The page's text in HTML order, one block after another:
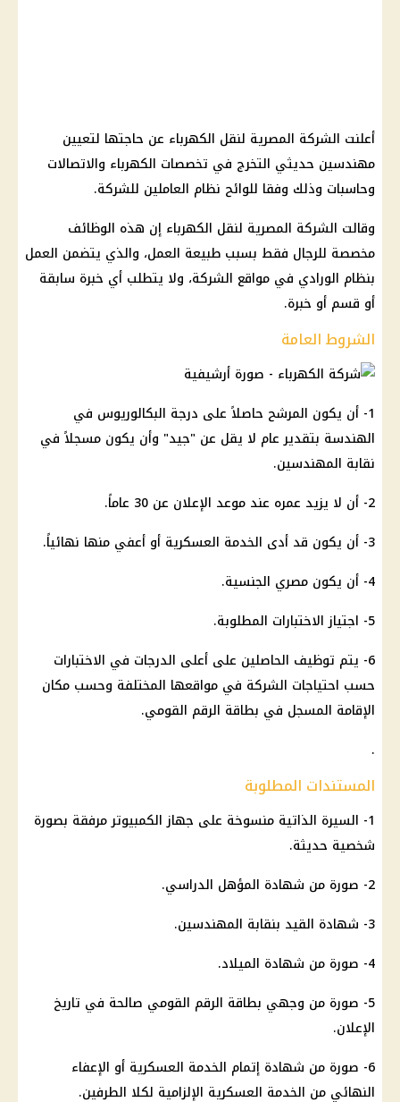
أعلنت الشركة المصرية لنقل الكهرباء عن حاجتها لتعيين
مهندسين حديثي التخرج في تخصصات الكهرباء والاتصالات
وحاسبات وذلك وفقا للوائح نظام العاملين للشركة.
وقالت الشركة المصرية لنقل الكهرباء إن هذه الوظائف
مخصصة للرجال فقط بسبب طبيعة العمل، والذي يتضمن العمل
بنظام الورادي في مواقع الشركة، ولا يتطلب أي خبرة سابقة
أو قسم أو خبرة.
الشروط العامة
1- أن يكون المرشح حاصلاً على درجة البكالوريوس في
الهندسة بتقدير عام لا يقل عن "جيد" وأن يكون مسجلاً في
نقابة المهندسين.
2- أن لا يزيد عمره عند موعد الإعلان عن 30 عاماً.
3- أن يكون قد أدى الخدمة العسكرية أو أعفي منها نهائياً.
4- أن يكون مصري الجنسية.
5- اجتياز الاختبارات المطلوبة.
6- يتم توظيف الحاصلين على أعلى الدرجات في الاختبارات
حسب احتياجات الشركة في مواقعها المختلفة وحسب مكان
الإقامة المسجل في بطاقة الرقم القومي.
.
المستندات المطلوبة
1- السيرة الذاتية منسوخة على جهاز الكمبيوتر مرفقة بصورة
شخصية حديثة.
2- صورة من شهادة المؤهل الدراسي.
3- شهادة القيد بنقابة المهندسين.
4- صورة من شهادة الميلاد.
5- صورة من وجهي بطاقة الرقم القومي صالحة في تاريخ
الإعلان.
6- صورة من شهادة إتمام الخدمة العسكرية أو الإعفاء
النهائي من الخدمة العسكرية الإلزامية لكلا الطرفين.